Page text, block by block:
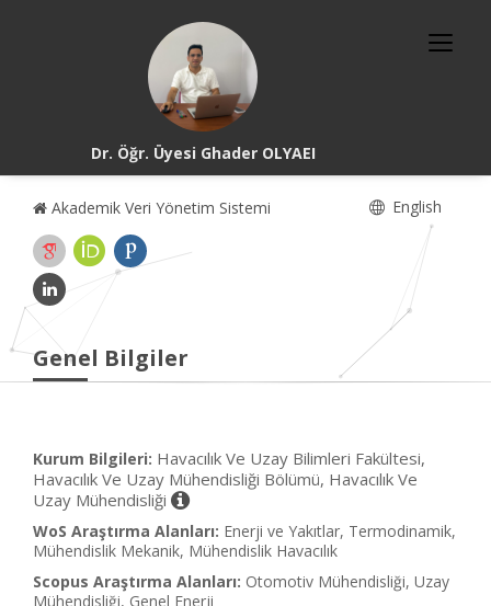
Dr. Öğr. Üyesi Ghader OLYAEI
Akademik Veri Yönetim Sistemi English
Genel Bilgiler
Kurum Bilgileri: Havacılık Ve Uzay Bilimleri Fakültesi,
Havacılık Ve Uzay Mühendisliği Bölümü, Havacılık Ve
Uzay Mühendisliği
WoS Araştırma Alanları: Enerji ve Yakıtlar, Termodinamik,
Mühendislik Mekanik, Mühendislik Havacılık
Scopus Araştırma Alanları: Otomotiv Mühendisliği, Uzay
Mühendisliği, Genel Enerji